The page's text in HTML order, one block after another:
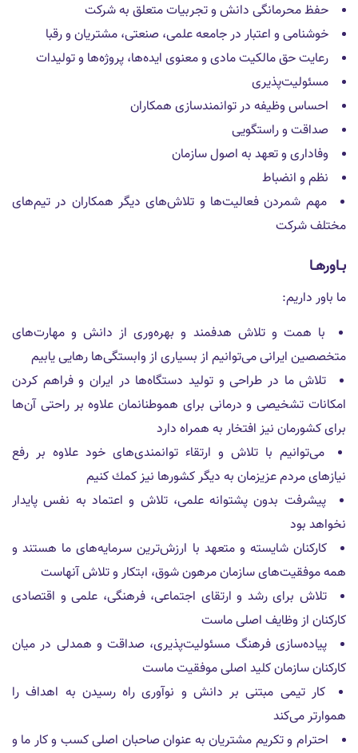
حفظ محرمانگى دانش و تجربيات متعلق به شركت
خوشنامى و اعتبار در جامعه علمى، صنعتى، مشتريان و رقبا
رعايت حق مالكيت مادى و معنوى ايده‌ها، پروژه‌ها و توليدات
مسئوليت‌پذيرى
احساس وظيفه در توانمندسازى همكاران
صداقت و راستگويى
وفادارى و تعهد به اصول سازمان
نظم و انضباط
مهم شمردن فعاليت‌ها و تلاش‌هاى ديگر همكاران در تيم‌هاى
مختلف شركت
بـاورهـا
ما باور داریم:
با همت و تلاش هدفمند و بهره‌ورى از دانش و مهارت‌هاى
متخصصين ايرانى مى‌توانيم از بسيارى از وابستگى‌ها رهايى يابيم
تلاش ما در طراحى و توليد دستگاه‌ها در ايران و فراهم كردن
امكانات تشخيصى و درمانى براى هموطنانمان علاوه بر راحتى آن‌ها
براى كشورمان نيز افتخار به همراه دارد
مى‌توانيم با تلاش و ارتقاء توانمندى‌هاى خود علاوه بر رفع
نيازهاى مردم عزيزمان به ديگر كشورها نيز كمك كنيم
پیشرفت بدون پشتوانه علمی، تلاش و اعتماد به نفس پایدار
نخواهد بود
کارکنان شايسته و متعهد با ارزش‌ترین سرمایه‌های ما هستند و
همه موفقیت‌های سازمان مرهون شوق، ابتکار و تلاش آنهاست
تلاش برای رشد و ارتقای اجتماعی، فرهنگی، علمی و اقتصادی
كاركنان از وظایف اصلی ماست
پیاده‌سازی فرهنگ مسئولیت‌پذیری، صداقت و همدلی در ميان
كاركنان سازمان کلید اصلى موفقیت ماست
کار تیمی مبتنی بر دانش و نوآوری راه رسیدن به اهداف را
هموارتر می‌کند
احترام و تكريم مشتريان به عنوان صاحبان اصلى كسب و كار ما و